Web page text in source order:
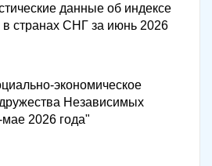
данные об индексе
в странах СНГ за июнь 2026
экономическое
Независимых
мае 2026 года"